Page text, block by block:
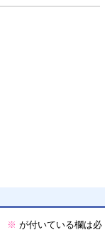
※ が付いている欄は必